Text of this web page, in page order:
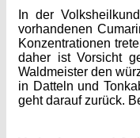
In der
vorhandenen
Konzentrationen
daher ist Vorsicht
Waldmeister den
in Datteln und
geht darauf zurück.